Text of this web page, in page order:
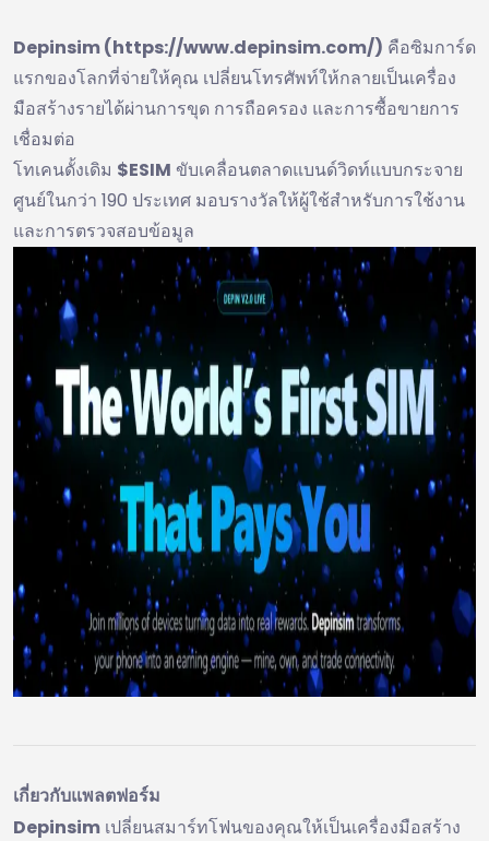
Depinsim (https://www.depinsim.com/) คือซิมการ์ด
แรกของโลกที่จ่ายให้คุณ เปลี่ยนโทรศัพท์ให้กลายเป็นเครื่อง
มือสร้างรายได้ผ่านการขุด การถือครอง และการซื้อขายการ
เชื่อมต่อ
โทเคนดั้งเดิม $ESIM ขับเคลื่อนตลาดแบนด์วิดท์แบบกระจาย
ศูนย์ในกว่า 190 ประเทศ มอบรางวัลให้ผู้ใช้สำหรับการใช้งาน
และการตรวจสอบข้อมูล
เกี่ยวกับแพลตฟอร์ม
Depinsim เปลี่ยนสมาร์ทโฟนของคุณให้เป็นเครื่องมือสร้าง